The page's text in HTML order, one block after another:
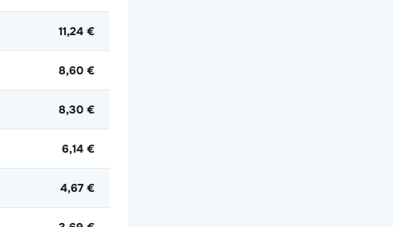
11,24 €
8,60 €
8,30 €
6,14 €
4,67 €